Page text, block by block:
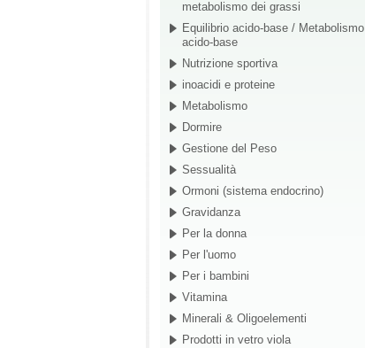
metabolismo dei grassi
Equilibrio acido-base / Metabolismo
acido-base
Nutrizione sportiva
inoacidi e proteine
Metabolismo
Dormire
Gestione del Peso
Sessualità
Ormoni (sistema endocrino)
Gravidanza
Per la donna
Per l'uomo
Per i bambini
Vitamina
Minerali & Oligoelementi
Prodotti in vetro viola